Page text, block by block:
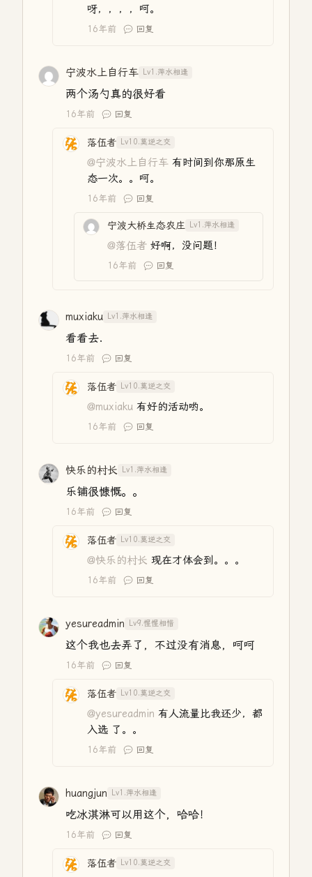
呀，，，，呵。
16年前 回复
宁波水上自行车 Lv1.萍水相逢
两个汤勺真的很好看
16年前 回复
落伍者 Lv10.莫逆之交
@宁波水上自行车 有时间到你那原生
态一次。。呵。
16年前 回复
宁波大桥生态农庄 Lv1.萍水相逢
@落伍者 好啊，没问题！
16年前 回复
muxiaku Lv1.萍水相逢
看看去.
16年前 回复
落伍者 Lv10.莫逆之交
@muxiaku 有好的活动哟。
16年前 回复
快乐的村长 Lv1.萍水相逢
乐铺很慷慨。。
16年前 回复
落伍者 Lv10.莫逆之交
@快乐的村长 现在才体会到。。。
16年前 回复
yesureadmin Lv9.惺惺相惜
这个我也去弄了，不过没有消息，呵呵
16年前 回复
落伍者 Lv10.莫逆之交
@yesureadmin 有人流量比我还少，都
入选 了。。
16年前 回复
huangjun Lv1.萍水相逢
吃冰淇淋可以用这个，哈哈！
16年前 回复
落伍者 Lv10.莫逆之交